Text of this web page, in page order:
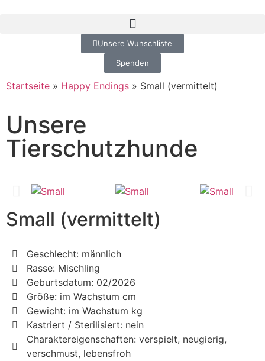
Unsere Wunschliste
Spenden
Startseite » Happy Endings » Small (vermittelt)
Unsere
Tierschutzhunde
Small (vermittelt)
Geschlecht: männlich
Rasse: Mischling
Geburtsdatum: 02/2026
Größe: im Wachstum cm
Gewicht: im Wachstum kg
Kastriert / Sterilisiert: nein
Charaktereigenschaften: verspielt, neugierig,
verschmust, lebensfroh